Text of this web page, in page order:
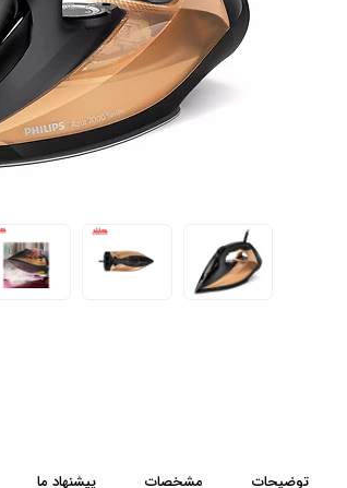
توضیحات مشخصات پیشنهاد ما